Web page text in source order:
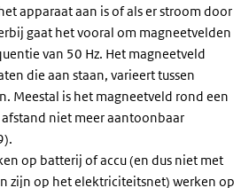
apparaat aan is of als er stroom door
gaat het vooral om magneetvelden
van 50 Hz. Het magneetveld
die aan staan, varieert tussen
Meestal is het magneetveld rond een
niet meer aantoonbaar
op batterij of accu (en dus niet met
zijn op het elektriciteitsnet) werken op